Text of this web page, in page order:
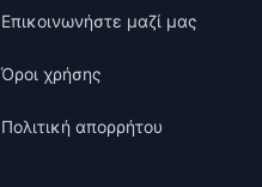
Επικοινωνήστε μαζί μας
Όροι χρήσης
Πολιτική απορρήτου